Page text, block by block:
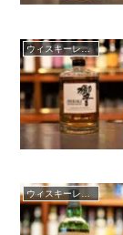
ウィスキーレビュー